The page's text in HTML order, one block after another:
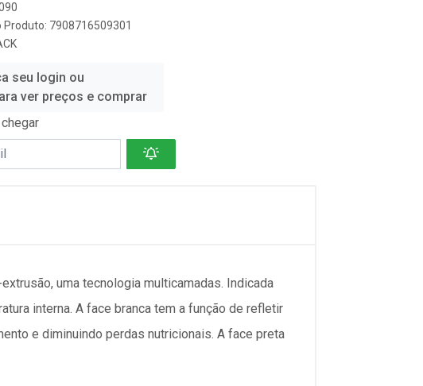
Produto: 7908716509301
seu login ou
ver preços e comprar
uma tecnologia multicamadas. Indicada
interna. A face branca tem a função de refletir
e diminuindo perdas nutricionais. A face preta